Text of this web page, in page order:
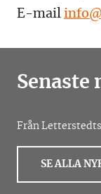
E-mail
Senaste
Från
SE ALLA